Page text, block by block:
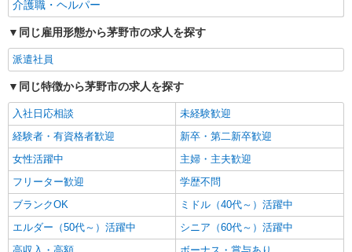
株式会社kotrio /●MT-H-2094104
＜面接なし＞デイサービスでリハビリ補助・送
迎など＊茅野市
時給1500円〜2125円 ＜日払い有/週払い有/交
通費全支給(ガソリン代含む)＞
茅野市
キープ 詳細を見る
派遣社員
株式会社kotrio /●MT-H-2010188
茅野市＊少人数グルホで利用者さんと家事や掃
除など♪日払いOK
時給1500円〜2125円 ＜日払い有/週払い有/交
介護職・ヘルパー
同じ雇用形態から茅野市の求人を探す
派遣社員
同じ特徴から茅野市の求人を探す
入社日応相談
未経験歓迎
経験者・有資格者歓迎
新卒・第二新卒歓迎
女性活躍中
主婦・主夫歓迎
フリーター歓迎
学歴不問
ブランクOK
ミドル（40代～）活躍中
エルダー（50代～）活躍中
シニア（60代～）活躍中